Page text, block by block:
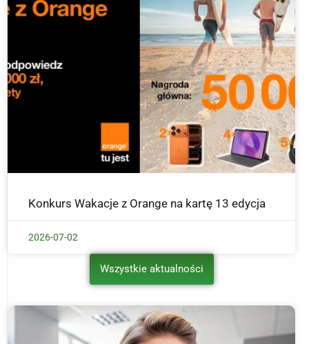
Konkurs Wakacje z Orange na kartę 13 edycja
2026-07-02
Wszystkie aktualności